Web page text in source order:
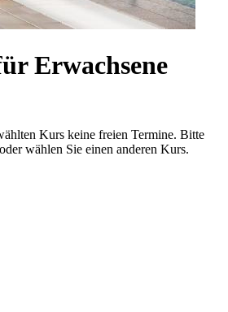
Erwachsene
Kurs keine freien Termine. Bitte
wählen Sie einen anderen Kurs.